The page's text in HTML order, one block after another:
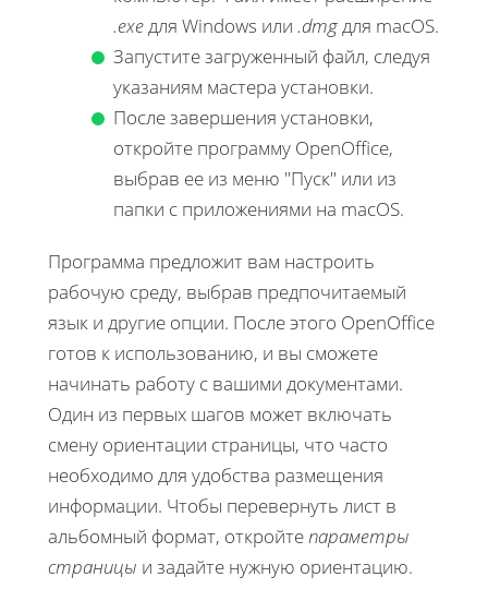
.exeдля Windows или .dmgдля macOS.
Запустите загруженный файл, следуя
указаниям мастера установки.
После завершения установки,
откройте программу OpenOffice,
выбрав ее из меню "Пуск" или из
папки с приложениями на macOS.
Программа предложит вам настроить
рабочую среду, выбрав предпочитаемый
язык и другие опции. После этого OpenOffice
готов к использованию, и вы сможете
начинать работу с вашими документами.
Один из первых шагов может включать
смену ориентации страницы, что часто
необходимо для удобства размещения
информации. Чтобы перевернуть лист в
альбомный формат, откройтепараметры
страницы и задайте нужную ориентацию.